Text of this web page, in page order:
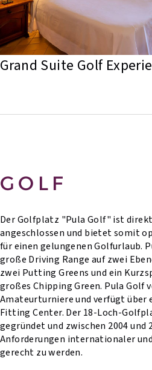
Grand Suite Golf
GOLF
Der Golfplatz "Pula Golf" ist
angeschlossen und bietet somit
für einen gelungenen Golfurlaub.
große Driving Range auf zwei
zwei Putting Greens und ein
großes Chipping Green. Pula
Amateurturniere und verfügt über
Fitting Center. Der 18-Loch-
gegründet und zwischen 2004
Anforderungen internationaler
gerecht zu werden.